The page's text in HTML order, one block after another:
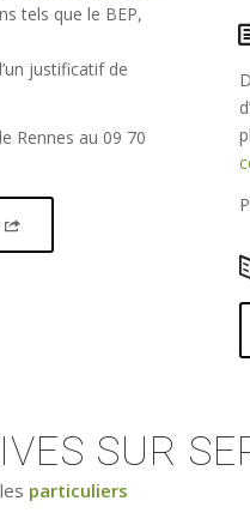
tels que le BEP,
justificatif de
Rennes au 09 70
SUR
particuliers